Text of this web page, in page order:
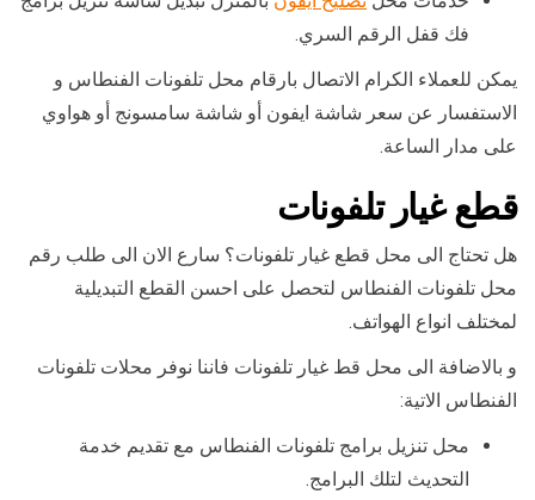
فك قفل الرقم السري.
يمكن للعملاء الكرام الاتصال بارقام محل تلفونات الفنطاس و
الاستفسار عن سعر شاشة ايفون أو شاشة سامسونج أو هواوي
على مدار الساعة.
قطع غيار تلفونات
هل تحتاج الى محل قطع غيار تلفونات؟ سارع الان الى طلب رقم
محل تلفونات الفنطاس لتحصل على احسن القطع التبديلية
لمختلف انواع الهواتف.
و بالاضافة الى محل قط غيار تلفونات فاننا نوفر محلات تلفونات
الفنطاس الاتية:
محل تنزيل برامج تلفونات الفنطاس مع تقديم خدمة
التحديث لتلك البرامج.